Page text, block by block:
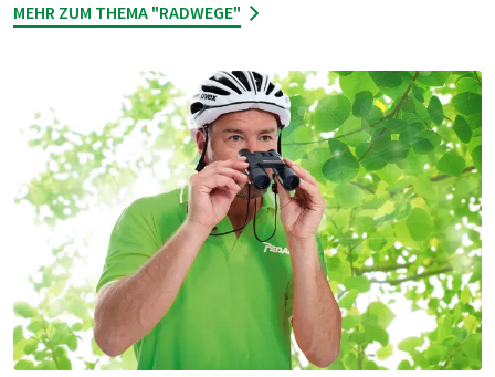
MEHR ZUM THEMA "RADWEGE"